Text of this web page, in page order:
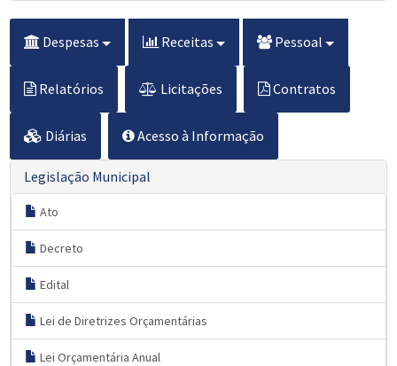
Despesas Receitas Pessoal
Relatórios Licitações Contratos
Diárias Acesso à Informação
Legislação Municipal
Ato
Decreto
Edital
Lei de Diretrizes Orçamentárias
Lei Orçamentária Anual